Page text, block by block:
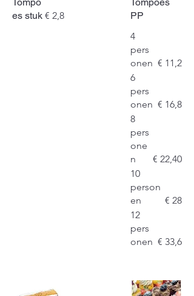
es stuk € 2,8
PP
4
pers
onen € 11,2
6
pers
onen € 16,8
8
pers
one
n
€ 22,40
10
person
en
€ 28
12
pers
onen € 33,6